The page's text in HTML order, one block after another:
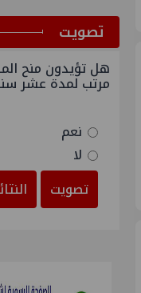
ﺗﺼﻮﻳﺖ
هل تؤيدون منح
مرتب لمدة عشر
نعم
لا
تصويت